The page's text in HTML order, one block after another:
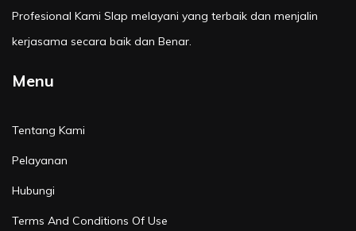
Profesional Kami SIap melayani yang terbaik dan menjalin
kerjasama secara baik dan Benar.
Menu
Tentang Kami
Pelayanan
Hubungi
Terms And Conditions Of Use